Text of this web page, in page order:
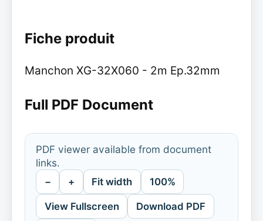
Fiche produit
Manchon XG-32X060 - 2m Ep.32mm
Full PDF Document
PDF viewer available from document
links.
− + Fit width 100%
View Fullscreen Download PDF